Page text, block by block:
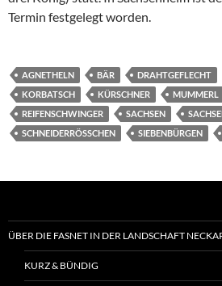
Termin festgelegt worden.
AGNETHELN BÄR DRAHTGEFLECHT
KORBATSCH
KÜRSCHNER MUMMERL
REIFENSCHWINGER
SACHSEN
SCHNEIDERRÖSSCHEN
SIEBENBÜRGEN
ÜBER DIE FASNET IN DER LANDSCHAFT
KURZ & BÜNDIG